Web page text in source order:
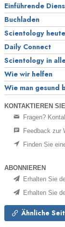
Einführende
Buchladen
Scientology heute
Daily Connect
Scientology in
Wie wir helfen
Wie man gesund
KONTAKTIEREN
Fragen?
Feedback zur
Finden Sie
ABONNIEREN
Erhalten Sie
Erhalten Sie
Ähnliche